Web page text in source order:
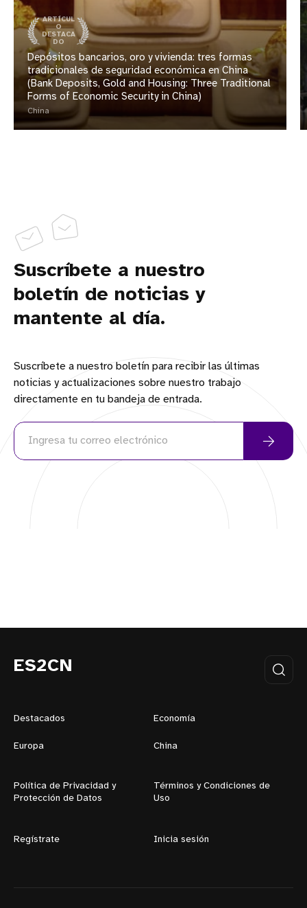
ARTÍCUL
O
DESTACA
DO
Depósitos bancarios, oro y vivienda: tres formas
tradicionales de seguridad económica en China
(Bank Deposits, Gold and Housing: Three Traditional
Forms of Economic Security in China)
China
Suscríbete a nuestro
boletín de noticias y
mantente al día.
Suscríbete a nuestro boletín para recibir las últimas
noticias y actualizaciones sobre nuestro trabajo
directamente en tu bandeja de entrada.
ES2CN
Destacados Economía
Europa China
Política de Privacidad y
Protección de Datos
Términos y Condiciones de
Uso
Regístrate Inicia sesión